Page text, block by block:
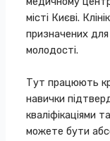
місті Києві.
призначених
молодості.
Тут працюють
навички
кваліфікаціями
можете бути